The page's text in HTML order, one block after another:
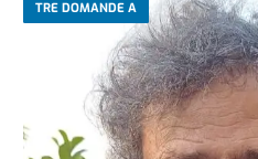
TRE DOMANDE A